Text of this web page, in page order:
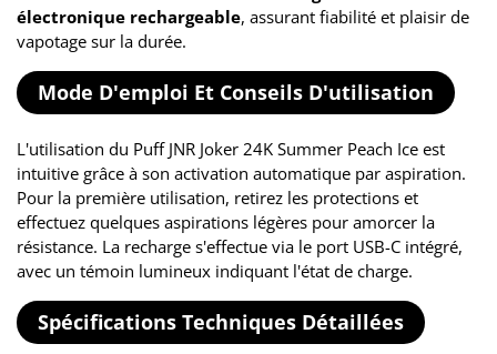
électronique rechargeable, assurant fiabilité et plaisir de
vapotage sur la durée.
Mode D'emploi Et Conseils D'utilisation
L'utilisation du Puff JNR Joker 24K Summer Peach Ice est
intuitive grâce à son activation automatique par aspiration.
Pour la première utilisation, retirez les protections et
effectuez quelques aspirations légères pour amorcer la
résistance. La recharge s'effectue via le port USB-C intégré,
avec un témoin lumineux indiquant l'état de charge.
Spécifications Techniques Détaillées